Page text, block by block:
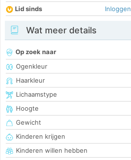
Lid sinds
Inloggen
Wat meer details
Op zoek naar
Ogenkleur
Haarkleur
Lichaamstype
Hoogte
Gewicht
Kinderen krijgen
Kinderen willen hebben